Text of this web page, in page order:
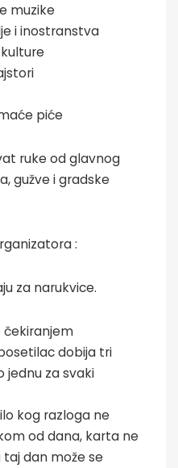
muzike
i inostranstva
piće
ruke od glavnog
gužve i gradske
:
za narukvice.
čekiranjem
dobija tri
jednu za svaki
kog razloga ne
od dana, karta ne
dan može se